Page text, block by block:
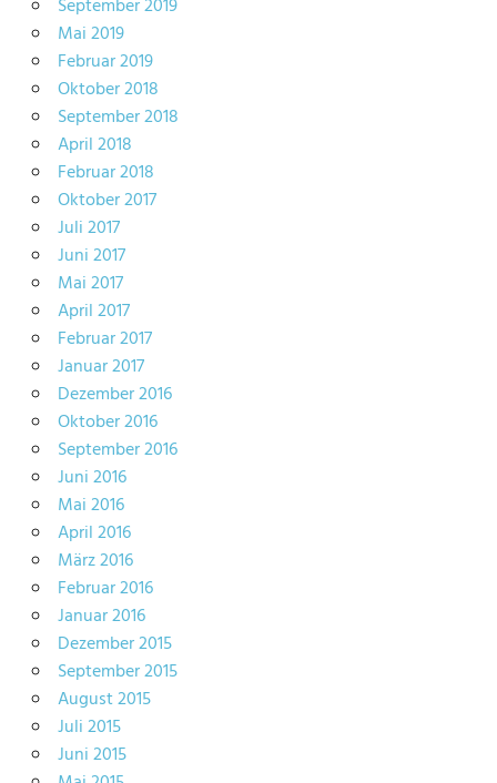
September 2019
Mai 2019
Februar 2019
Oktober 2018
September 2018
April 2018
Februar 2018
Oktober 2017
Juli 2017
Juni 2017
Mai 2017
April 2017
Februar 2017
Januar 2017
Dezember 2016
Oktober 2016
September 2016
Juni 2016
Mai 2016
April 2016
März 2016
Februar 2016
Januar 2016
Dezember 2015
September 2015
August 2015
Juli 2015
Juni 2015